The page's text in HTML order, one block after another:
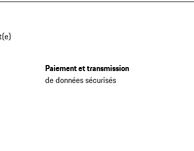
Paiement et transmission
de données sécurisés